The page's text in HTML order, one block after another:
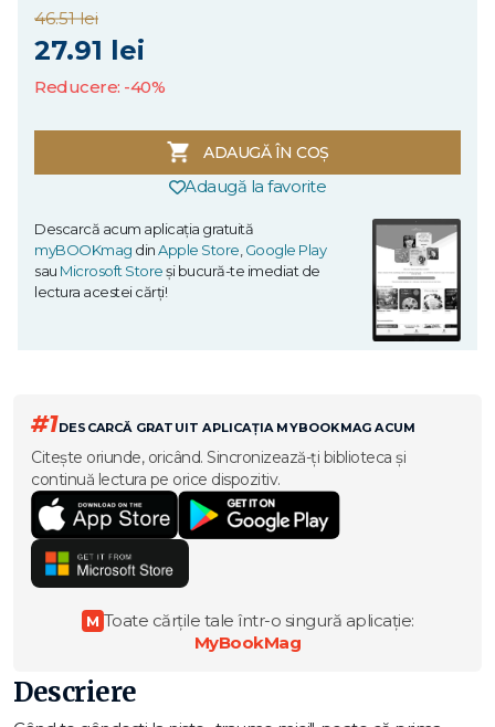
46.51 lei
27.91 lei
Reducere: -40%
ADAUGĂ ÎN COȘ
Adaugă la favorite
Descarcă acum aplicația gratuită
myBOOKmag dinApple Store,Google Play
sau Microsoft Storeși bucură-te imediat de
lectura acestei cărți!
#1DESCARCĂ GRATUIT APLICAȚIA MYBOOKMAG ACUM
Citește oriunde, oricând. Sincronizează-ți biblioteca și
continuă lectura pe orice dispozitiv.
M Toate cărțile tale într-o singură aplicație:
MyBookMag
Descriere